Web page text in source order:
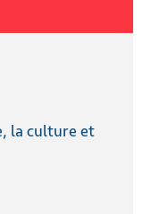
la culture et